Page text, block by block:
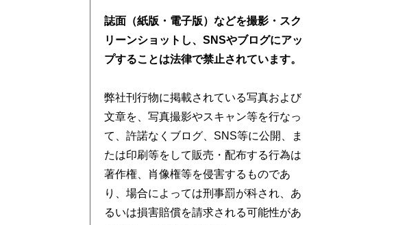
誌面（紙版・電子版）などを撮影・スク
リーンショットし、SNSやブログにアッ
プすることは法律で禁止されています。
弊社刊行物に掲載されている写真および
文章を、写真撮影やスキャン等を行なっ
て、許諾なくブログ、SNS等に公開、ま
たは印刷等をして販売・配布する行為は
著作権、肖像権等を侵害するものであ
り、場合によっては刑事罰が科され、あ
るいは損害賠償を請求される可能性があ